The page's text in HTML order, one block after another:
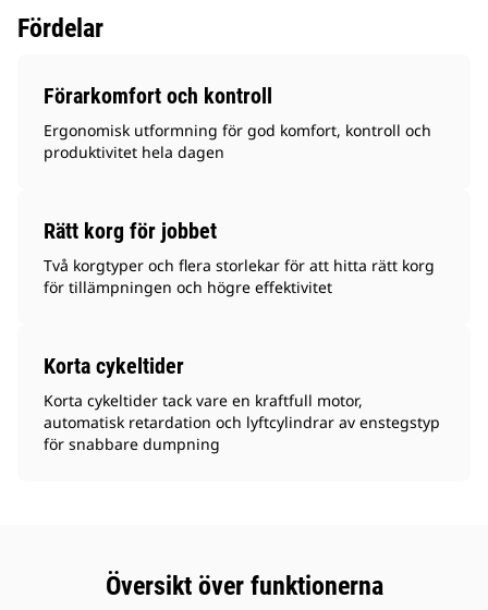
Fördelar
Förarkomfort och kontroll
Ergonomisk utformning för god komfort, kontroll och
produktivitet hela dagen
Rätt korg för jobbet
Två korgtyper och flera storlekar för att hitta rätt korg
för tillämpningen och högre effektivitet
Korta cykeltider
Korta cykeltider tack vare en kraftfull motor,
automatisk retardation och lyftcylindrar av enstegstyp
för snabbare dumpning
Översikt över funktionerna